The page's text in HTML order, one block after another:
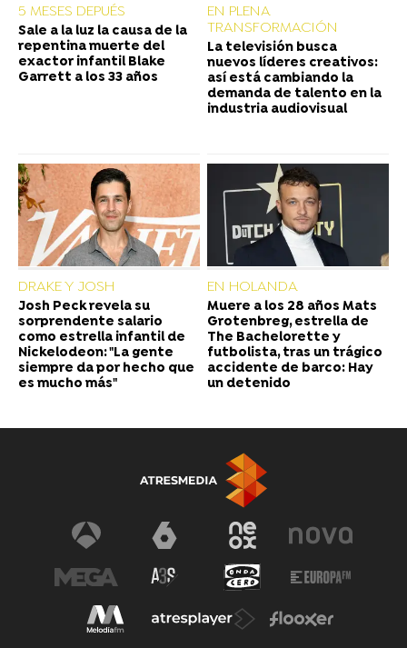
5 MESES DEPUÉS
Sale a la luz la causa de la
repentina muerte del
exactor infantil Blake
Garrett a los 33 años
EN PLENA
TRANSFORMACIÓN
La televisión busca
nuevos líderes creativos:
así está cambiando la
demanda de talento en la
industria audiovisual
DRAKE Y JOSH
Josh Peck revela su
sorprendente salario
como estrella infantil de
Nickelodeon: "La gente
siempre da por hecho que
es mucho más"
EN HOLANDA
Muere a los 28 años Mats
Grotenbreg, estrella de
The Bachelorette y
futbolista, tras un trágico
accidente de barco: Hay
un detenido